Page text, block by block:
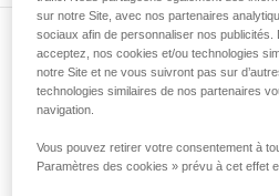
avec un professionnel
la manipulation, seul, en
de la reproduire en
Nous donnons des
Abonnez-vous à la
et restez connecté à notre actualité
Email *
sur notre Site, avec nos partenaires
sociaux afin de personnaliser nos publicités.
acceptez, nos cookies et/ou technologies
notre Site et ne vous suivront pas sur
technologies similaires de nos partenaires
navigation.
Vous pouvez retirer votre consentement à
Paramètres des cookies » prévu à cet effet